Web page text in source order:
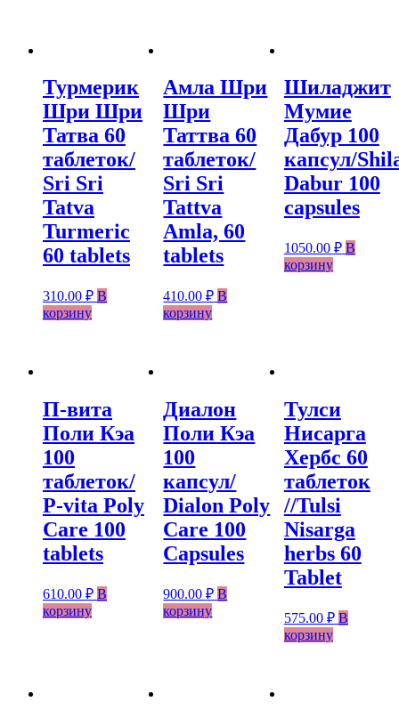
Турмерик
Шри Шри
Татва 60
таблеток/
Sri Sri
Tatva
Turmeric
60 tablets
310.00 ₽ В
корзину
Амла Шри
Шри
Таттва 60
таблеток/
Sri Sri
Tattva
Amla, 60
tablets
410.00₽ В
корзину
Шиладжит
Мумие
Дабур 100
капсул/
Dabur 100
capsules
1050.00 ₽ В
корзину
П-вита
Поли Кэа
100
таблеток/
P-vita Poly
Care 100
tablets
610.00 ₽ В
корзину
Диалон
Поли Кэа
100
капсул/
Dialon Poly
Care 100
Capsules
900.00₽ В
корзину
Тулси
Нисарга
Хербс 60
таблеток
//Tulsi
Nisarga
herbs 60
Tablet
575.00 ₽ В
корзину